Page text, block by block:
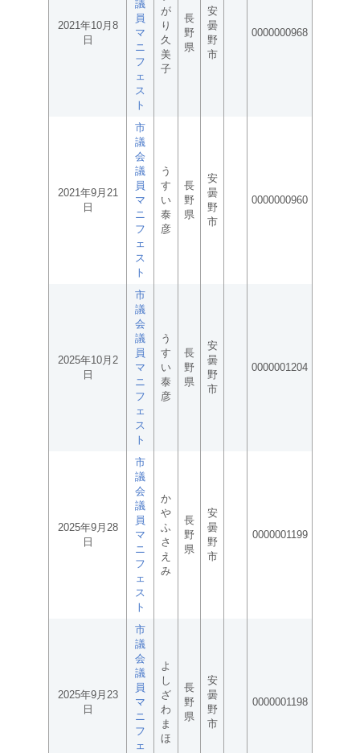
2021年10月8
日
議
員
マ
ニ
フ
ェ
ス
ト
が
り
久
美
子
長
野
県
安
曇
野
市
0000000968
2021年9月21
日
市
議
会
議
員
マ
ニ
フ
ェ
ス
ト
う
す
い
泰
彦
長
野
県
安
曇
野
市
0000000960
2025年10月2
日
市
議
会
議
員
マ
ニ
フ
ェ
ス
ト
う
す
い
泰
彦
長
野
県
安
曇
野
市
0000001204
2025年9月28
日
市
議
会
議
員
マ
ニ
フ
ェ
ス
ト
か
や
ふ
さ
え
み
長
野
県
安
曇
野
市
0000001199
2025年9月23
日
市
議
会
議
員
マ
ニ
フ
ェ
よ
し
ざ
わ
ま
ほ
長
野
県
安
曇
野
市
0000001198